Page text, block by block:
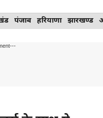
पंजाब हरियाणा झारखण्ड